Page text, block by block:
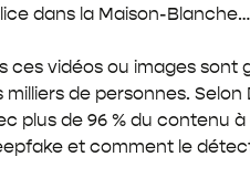
dans la Maison-
ces vidéos ou images sont
de personnes.
plus de 96 % du
et comment le